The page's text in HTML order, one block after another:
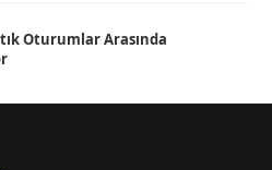
Oturumlar Arasında